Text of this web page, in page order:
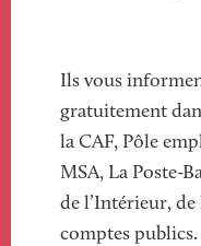
Ils vous
gratuitement
la CAF, Pôle
MSA, La Poste-
de l’Intérieur, de
comptes publics.